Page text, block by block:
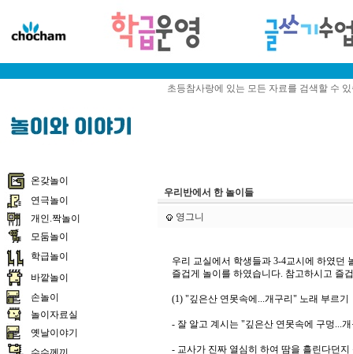
초등참사랑에 있는 모든 자료를 검색할 수
온갖놀이
연극놀이
개인.짝놀이
모둠놀이
학급놀이
바깥놀이
손놀이
놀이자료실
옛날이야기
우리반에서 한 놀이들
영그니
우리 교실에서 학생들과 3-4교시에 하였던
즐겁게 놀이를 하였습니다. 참고하시고 즐
(1) "깊은산 연못속에...개구리" 노래 부르기
- 잘 알고 계시는 "깊은산 연못속에 구멍...
- 교사가 진짜 열심히 하여 땀을 흘린다던